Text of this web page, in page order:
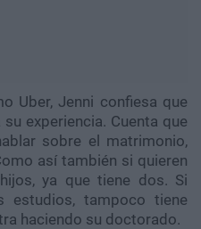
Uber, Jenni confiesa que
experiencia. Cuenta que
sobre el matrimonio,
así también si quieren
ya que tiene dos. Si
estudios, tampoco tiene
haciendo su doctorado.